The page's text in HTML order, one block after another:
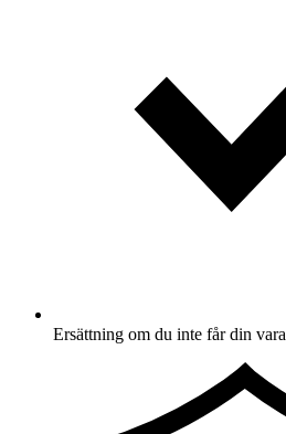
Ersättning om du inte får din vara